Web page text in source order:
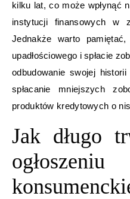
kilku lat, co może wpłynąć
instytucji finansowych w
Jednakże warto
upadłościowego i spłacie
odbudowanie swojej
spłacanie mniejszych
produktów kredytowych o
Jak długo